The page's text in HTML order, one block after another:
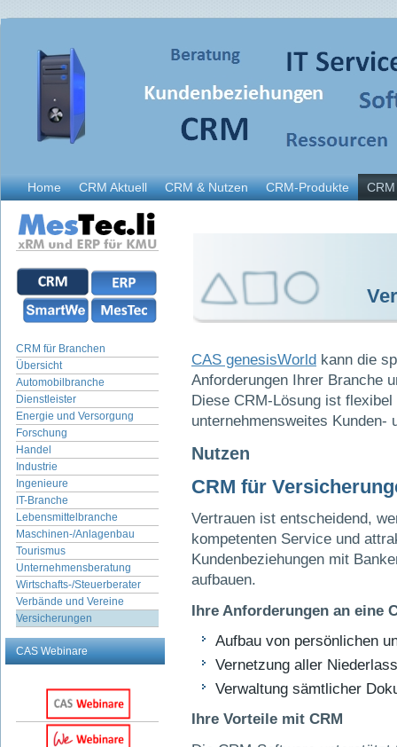
Home CRM Aktuell CRM & Nutzen CRM-Produkte
CRM für Branchen
Übersicht
Automobilbranche
Dienstleister
Energie und Versorgung
Forschung
Handel
Industrie
Ingenieure
IT-Branche
Lebensmittelbranche
Maschinen-/Anlagenbau
Tourismus
Unternehmensberatung
Wirtschafts-/Steuerberater
Verbände und Vereine
Versicherungen
CAS Webinare
CAS genesisWorld kann die
Anforderungen Ihrer Branche
Diese CRM-Lösung ist flexibel
unternehmensweites Kunden-
Nutzen
CRM für
Vertrauen ist entscheidend,
kompetenten Service und
Kundenbeziehungen mit
aufbauen.
Ihre Anforderungen an eine
Aufbau von persönlichen
Vernetzung aller
Verwaltung sämtlicher
Ihre Vorteile mit CRM